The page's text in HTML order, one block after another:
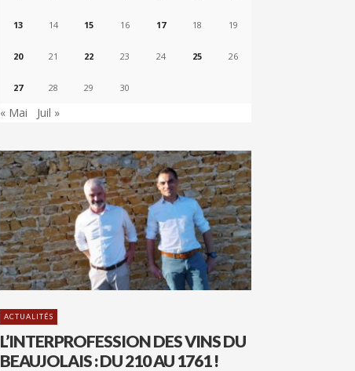
13 14 15 16 17 18 19
20 21 22 23 24 25 26
27 28 29 30
« Mai Juil »
ACTUALITÉS
L’INTERPROFESSION DES VINS DU
BEAUJOLAIS : DU 210 AU 1761 !